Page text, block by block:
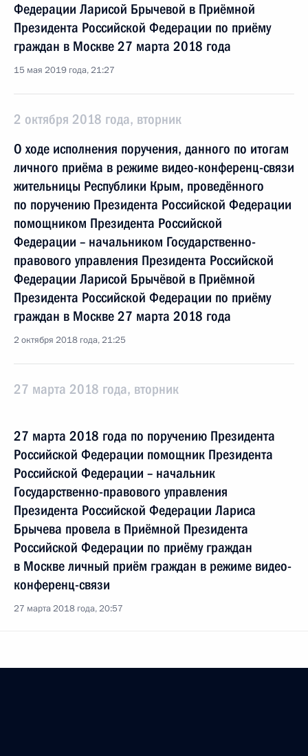
Федерации Ларисой Брычевой в Приёмной
Президента Российской Федерации по приёму
граждан в Москве 27 марта 2018 года
15 мая 2019 года, 21:27
2 октября 2018 года, вторник
О ходе исполнения поручения, данного по итогам
личного приёма в режиме видео-конференц-связи
жительницы Республики Крым, проведённого
по поручению Президента Российской Федерации
помощником Президента Российской
Федерации – начальником Государственно-
правового управления Президента Российской
Федерации Ларисой Брычёвой в Приёмной
Президента Российской Федерации по приёму
граждан в Москве 27 марта 2018 года
2 октября 2018 года, 21:25
27 марта 2018 года, вторник
27 марта 2018 года по поручению Президента
Российской Федерации помощник Президента
Российской Федерации – начальник
Государственно-правового управления
Президента Российской Федерации Лариса
Брычева провела в Приёмной Президента
Российской Федерации по приёму граждан
в Москве личный приём граждан в режиме видео-
конференц-связи
27 марта 2018 года, 20:57